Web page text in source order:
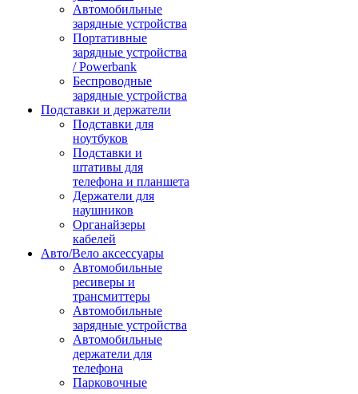
Автомобильные
зарядные устройства
Портативные
зарядные устройства
/ Powerbank
Беспроводные
зарядные устройства
Подставки и держатели
Подставки для
ноутбуков
Подставки и
штативы для
телефона и планшета
Держатели для
наушников
Органайзеры
кабелей
Авто/Вело аксессуары
Автомобильные
ресиверы и
трансмиттеры
Автомобильные
зарядные устройства
Автомобильные
держатели для
телефона
Парковочные